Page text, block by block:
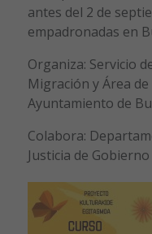
antes del 2 de
empadronadas en
Organiza: Servicio
Migración y Área
Ayuntamiento de
Colabora:
Justicia de